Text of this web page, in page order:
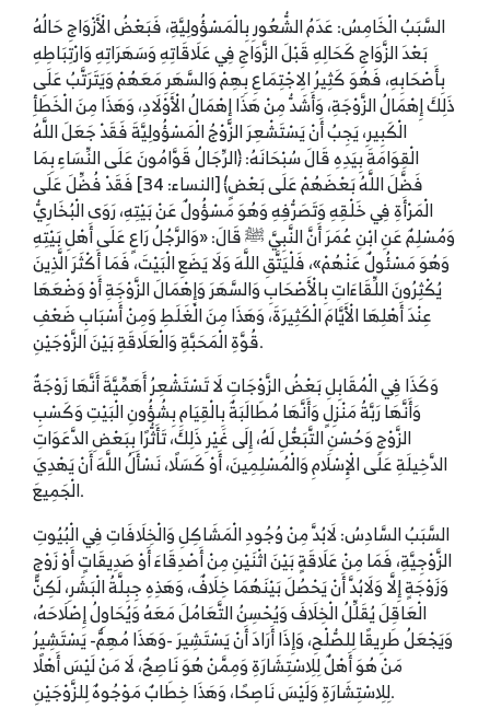
السَّبَبُ الْخَامِسُ: عَدَمُ الشُّعُورِ بِالْمَسْؤُولِيَّةِ، فَبَعْضُ الْأَزْوَاجِ حَالُهُ
بَعْدَ الزَّوَاجِ كَحَالِهِ قَبْلَ الزَّوَاجِ فِي عَلَاقَاتِهِ وَسَهَرَاتِهِ وَارْتِبَاطِهِ
بِأَصْحَابِهِ، فَهُوَ كَثِيرُ الِاجْتِمَاعِ بِهِمْ وَالسَّهَرِ مَعَهُمْ وَيَتَرَتَّبُ عَلَى
ذَلِكَ إِهْمَالُ الزَّوْجَةِ، وَأَشَدُّ مِنْ هَذَا إِهْمَالُ الْأَوْلَادِ، وَهَذَا مِنَ الْخَطَأِ
الْكَبِيرِ، يَجِبُ أَنْ يَسْتَشْعِرَ الزَّوْجُ الْمَسْؤُولِيَّةَ فَقَدْ جَعَلَ اللَّهُ
الْقِوَامَةَ بِيَدِهِ قَالَ سُبْحَانَهُ: ﴿الرِّجَالُ قَوَّامُونَ عَلَى النِّسَاءِ بِمَا
فَضَّلَ اللَّهُ بَعْضَهُمْ عَلَى بَعْضٍ﴾ [النساء: 34] فَقَدْ فُضِّلَ عَلَى
الْمَرْأَةِ فِي خَلْقِهِ وَتَصَرُّفِهِ وَهُوَ مَسْؤُولٌ عَنْ بَيْتِهِ، رَوَى الْبُخَارِيُّ
وَمُسْلِمٌ عَنِ ابْنِ عُمَرَ أَنَّ النَّبِيَّ ﷺ قَالَ: «وَالرَّجُلُ رَاعٍ عَلَى أَهْلِ بَيْتِهِ
وَهُوَ مَسْئُولٌ عَنْهُمْ»، فَلْيَتَّقِ اللَّهَ وَلَا يَضَعِ الْبَيْتَ، فَمَا أَكْثَرَ الَّذِينَ
يُكْثِرُونَ اللِّقَاءَاتِ بِالْأَصْحَابِ وَالسَّهَرَ وَإِهْمَالَ الزَّوْجَةِ أَوْ وَضْعَهَا
عِنْدَ أَهْلِهَا الْأَيَّامَ الْكَثِيرَةَ، وَهَذَا مِنَ الْغَلَطِ وَمِنْ أَسْبَابِ ضَعْفِ
قُوَّةِ الْمَحَبَّةِ وَالْعَلَاقَةِ بَيْنَ الزَّوْجَيْنِ.
وَكَذَا فِي الْمُقَابِلِ بَعْضُ الزَّوْجَاتِ لَا تَسْتَشْعِرُ أَهَمِّيَّةَ أَنَّهَا زَوْجَةٌ
وَأَنَّهَا رَبَّةُ مَنْزِلٍ وَأَنَّهَا مُطَالَبَةٌ بِالْقِيَامِ بِشُؤُونِ الْبَيْتِ وَكَسْبِ
الزَّوْجِ وَحُسْنِ التَّبَعُّلِ لَهُ، إِلَى غَيْرِ ذَلِكَ، تَأَثُّرًا بِبَعْضِ الدَّعَوَاتِ
الدَّخِيلَةِ عَلَى الْإِسْلَامِ وَالْمُسْلِمِينَ، أَوْ كَسَلًا، نَسْأَلُ اللَّهَ أَنْ يَهْدِيَ
الْجَمِيعَ.
السَّبَبُ السَّادِسُ: لَابُدَّ مِنْ وُجُودِ الْمَشَاكِلِ وَالْخِلَافَاتِ فِي الْبُيُوتِ
الزَّوْجِيَّةِ، فَمَا مِنْ عَلَاقَةٍ بَيْنَ اثْنَيْنِ مِنْ أَصْدِقَاءَ أَوْ صَدِيقَاتٍ أَوْ زَوْجٍ
وَزَوْجَةٍ إِلَّا وَلَابُدَّ أَنْ يَحْصُلَ بَيْنَهُمَا خِلَافٌ، وَهَذِهِ جِبِلَّةُ الْبَشَرِ، لَكِنَّ
الْعَاقِلَ يُقَلِّلُ الْخِلَافَ وَيُحْسِنُ التَّعَامُلَ مَعَهُ وَيُحَاوِلُ إِصْلَاحَهُ،
وَيَجْعَلُ طَرِيقًا لِلصُّلْحِ، وَإِذَا أَرَادَ أَنْ يَسْتَشِيرَ -وَهَذَا مُهِمٌّ- يَسْتَشِيرُ
مَنْ هُوَ أَهْلٌ لِلِاسْتِشَارَةِ وَمِمَّنْ هُوَ نَاصِحٌ، لَا مَنْ لَيْسَ أَهْلًا
لِلِاسْتِشَارَةِ وَلَيْسَ نَاصِحًا، وَهَذَا خِطَابٌ مَوْجُوهٌ لِلزَّوْجَيْنِ.